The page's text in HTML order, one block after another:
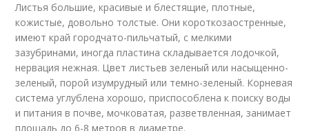
Листья большие, красивые и блестящие, плотные,
кожистые, довольно толстые. Они короткозаостренные,
имеют край городчато-пильчатый, с мелкими
зазубринами, иногда пластина складывается лодочкой,
нервация нежная. Цвет листьев зеленый или насыщенно-
зеленый, порой изумрудный или темно-зеленый. Корневая
система углублена хорошо, приспособлена к поиску воды
и питания в почве, мочковатая, разветвленная, занимает
площадь до 6-8 метров в диаметре.